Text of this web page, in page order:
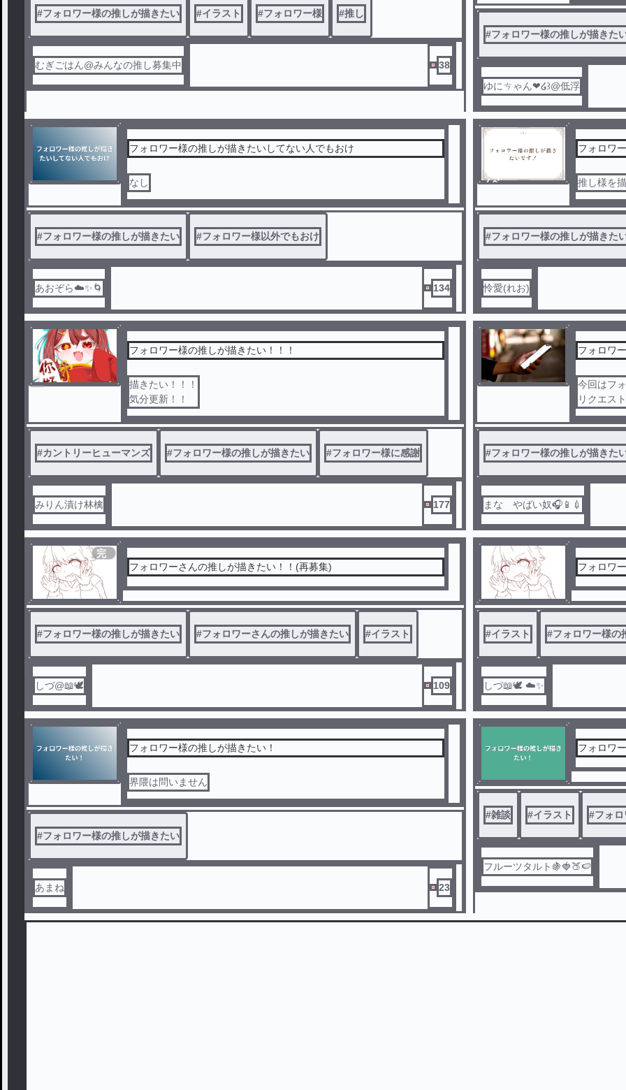
#フォロワー様の推しが描きたい #イラスト #フォロワー様 #推し
むぎごはん@みんなの推し募集中 38
#フォロワー様の推しが描きた
ゆにㄘゃん❤︎︎໒꒱@低浮
フォロワー様の推しが描きたいしてない人でもおけ
なし
#フォロワー様の推しが描きたい #フォロワー様以外でもおけ
あおぞら☁️✨🌀 134
ノベ
フォロワ
推し様を
#フォロワー様の推しが描きた
怜愛(れお)
フォロワー様の推しが描きたい！！！
描きたい！！！
気分更新！！
#カントリーヒューマンズ #フォロワー様の推しが描きたい #フォロワー様に感謝
みりん漬け林檎 177
フォロワ
今回はフ
リクエス
た方、9人
#フォロワー様の推しが描きた
まな やばい奴🎧📱💉
完
フォロワーさんの推しが描きたい！！(再募集)
#フォロワー様の推しが描きたい #フォロワーさんの推しが描きたい #イラスト
しづ@📖🕊️ 109
フォロワ
#イラスト #フォロワー様の
しづ📖🕊️ ☁️✨
フォロワー様の推しが描きたい！
界隈は問いません
#フォロワー様の推しが描きたい
あまね 23
フォロワ
#雑談 #イラスト #フォ
フルーツタルト🍇🍓🍑🍉